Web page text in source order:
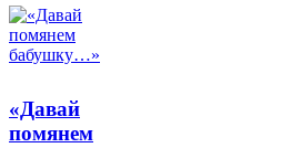
«Давай
помянем